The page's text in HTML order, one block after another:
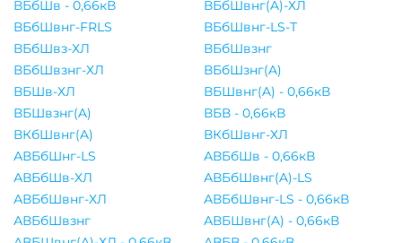
ВБбШв - 0,66кВ
ВБбШвнг(A)-ХЛ
ВБбШвнг-FRLS
ВБбШвнг-LS-Т
ВБбШвз-ХЛ
ВБбШвзнг
ВБбШвзнг-ХЛ
ВБбШзнг(A)
ВБШв-ХЛ
ВБШвнг(A) - 0,66кВ
ВБШвзнг(A)
ВБВ - 0,66кВ
ВКбШвнг(A)
ВКбШвнг-ХЛ
АВБбШнг-LS
АВБбШв - 0,66кВ
АВБбШв-ХЛ
АВБбШвнг(A)-LS
АВБбШвнг-ХЛ
АВБбШвнг-LS - 0,66кВ
АВБбШвзнг
АВБШвнг(A) - 0,66кВ